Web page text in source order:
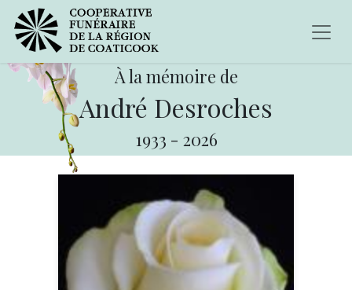
À la mémoire de
André Desroches
1933 - 2026